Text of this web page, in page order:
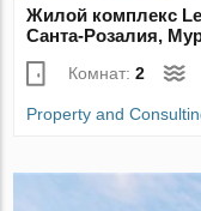
Жилой комплекс
Санта-Розалия,
Комнат:2
Property and